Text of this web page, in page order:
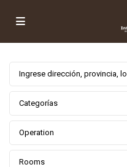
Categorías
Operation
Rooms